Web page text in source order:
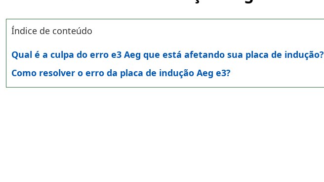
Índice de conteúdo
Qual é a culpa do erro e3 Aeg que está afetando sua placa de indução?
Como resolver o erro da placa de indução Aeg e3?